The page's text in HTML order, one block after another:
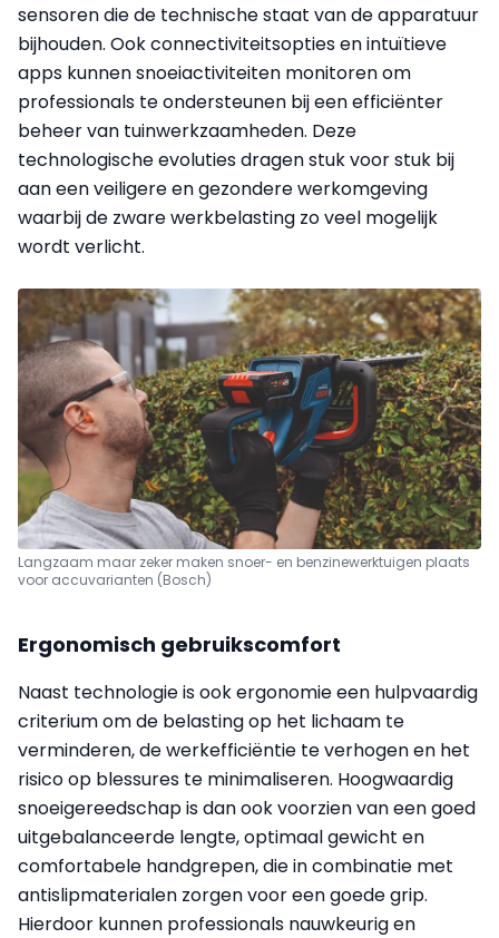
sensoren die de technische staat van de apparatuur
bijhouden. Ook connectiviteitsopties en intuïtieve
apps kunnen snoeiactiviteiten monitoren om
professionals te ondersteunen bij een efficiënter
beheer van tuinwerkzaamheden. Deze
technologische evoluties dragen stuk voor stuk bij
aan een veiligere en gezondere werkomgeving
waarbij de zware werkbelasting zo veel mogelijk
wordt verlicht.
Langzaam maar zeker maken snoer- en benzinewerktuigen plaats
voor accuvarianten (Bosch)
Ergonomisch gebruikscomfort
Naast technologie is ook ergonomie een hulpvaardig
criterium om de belasting op het lichaam te
verminderen, de werkefficiëntie te verhogen en het
risico op blessures te minimaliseren. Hoogwaardig
snoeigereedschap is dan ook voorzien van een goed
uitgebalanceerde lengte, optimaal gewicht en
comfortabele handgrepen, die in combinatie met
antislipmaterialen zorgen voor een goede grip.
Hierdoor kunnen professionals nauwkeurig en